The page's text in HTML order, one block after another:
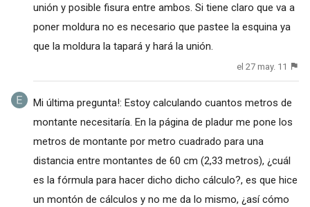
unión y posible fisura entre ambos. Si tiene claro que va a
poner moldura no es necesario que pastee la esquina ya
que la moldura la tapará y hará la unión.
el 27 may. 11
Mi última pregunta!: Estoy calculando cuantos metros de
montante necesitaría. En la página de pladur me pone los
metros de montante por metro cuadrado para una
distancia entre montantes de 60 cm (2,33 metros), ¿cuál
es la fórmula para hacer dicho dicho cálculo?, es que hice
un montón de cálculos y no me da lo mismo, ¿así cómo